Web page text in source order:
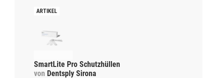
SmartLite Pro Schutzhüllen
von Dentsply Sirona